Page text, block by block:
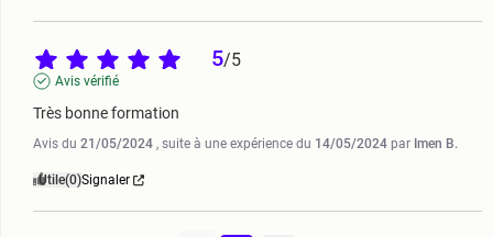
5/5
Avis vérifié
Très bonne formation
Avis du 21/05/2024 , suite à une expérience du 14/05/2024 par Imen B.
Utile(0)Signaler